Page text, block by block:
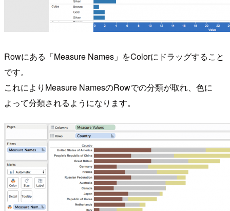
Rowにある「Measure Names」をColorにドラッグすること
です。
これによりMeasure NamesのRowでの分類が取れ、色に
よって分類されるようになります。